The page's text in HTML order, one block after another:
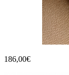
186,00€